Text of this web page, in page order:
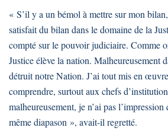
« S’il y a un bémol à mettre sur mon
satisfait du bilan dans le domaine de la
compté sur le pouvoir judiciaire. Comme
Justice élève la nation. Malheureusement
détruit notre Nation. J’ai tout mis en
comprendre, surtout aux chefs
malheureusement, je n’ai pas
même diapason », avait-il regretté.